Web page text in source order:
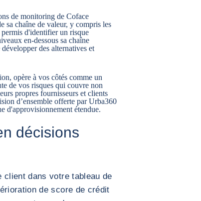
de monitoring de Coface
sa chaîne de valeur, y compris les
permis d'identifier un risque
en-dessous sa chaîne
des alternatives et
opère à vos côtés comme un
de vos risques qui couvre non
propres fournisseurs et clients
d’ensemble offerte par Urba360
d'approvisionnement étendue.
décisions
client dans votre tableau de
de score de crédit